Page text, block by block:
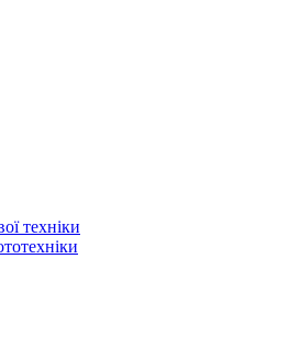
техніки